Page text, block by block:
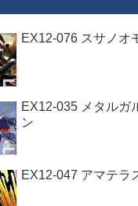
EX12-076 スサノオ
EX12-035 メタルガ
ン
EX12-047 アマテラ